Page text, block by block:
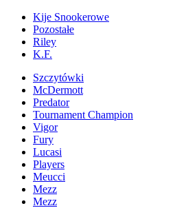
Kije Snookerowe
Pozostałe
Riley
K.F.
Szczytówki
McDermott
Predator
Tournament Champion
Vigor
Fury
Lucasi
Players
Meucci
Mezz
Mezz